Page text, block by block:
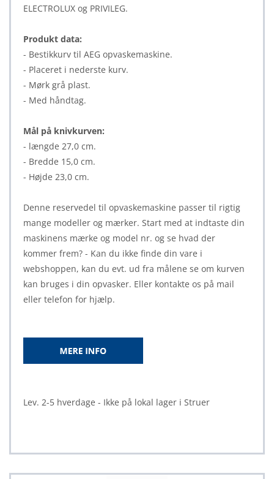
ELECTROLUX og PRIVILEG.
Produkt data:
- Bestikkurv til AEG opvaskemaskine.
- Placeret i nederste kurv.
- Mørk grå plast.
- Med håndtag.
Mål på knivkurven:
- længde 27,0 cm.
- Bredde 15,0 cm.
- Højde 23,0 cm.
Denne reservedel til opvaskemaskine passer til rigtig
mange modeller og mærker. Start med at indtaste din
maskinens mærke og model nr. og se hvad der
kommer frem? - Kan du ikke finde din vare i
webshoppen, kan du evt. ud fra målene se om kurven
kan bruges i din opvasker. Eller kontakte os på mail
eller telefon for hjælp.
Lev. 2-5 hverdage - Ikke på lokal lager i Struer